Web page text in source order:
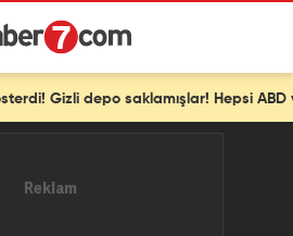
Hepsi ABD ve İsrail'e ait